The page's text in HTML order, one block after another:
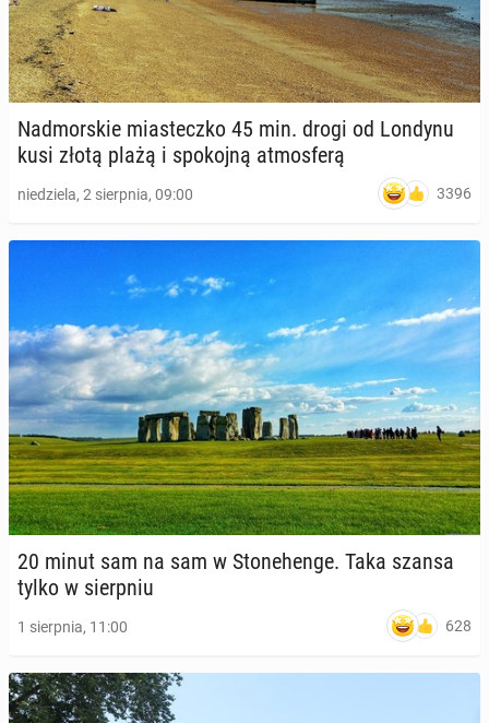
Nad­mor­skie mia­stecz­ko 45 min. drogi od Londynu
kusi złotą plażą i spo­koj­ną at­mos­fe­rą
niedziela, 2 sierpnia, 09:00 3396
20 minut sam na sam w Sto­ne­hen­ge. Taka szansa
tylko w sierp­niu
1 sierpnia, 11:00 628